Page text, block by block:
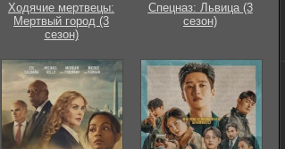
Ходячие мертвецы:
Мертвый город (3
сезон)
Спецназ: Львица (3
сезон)